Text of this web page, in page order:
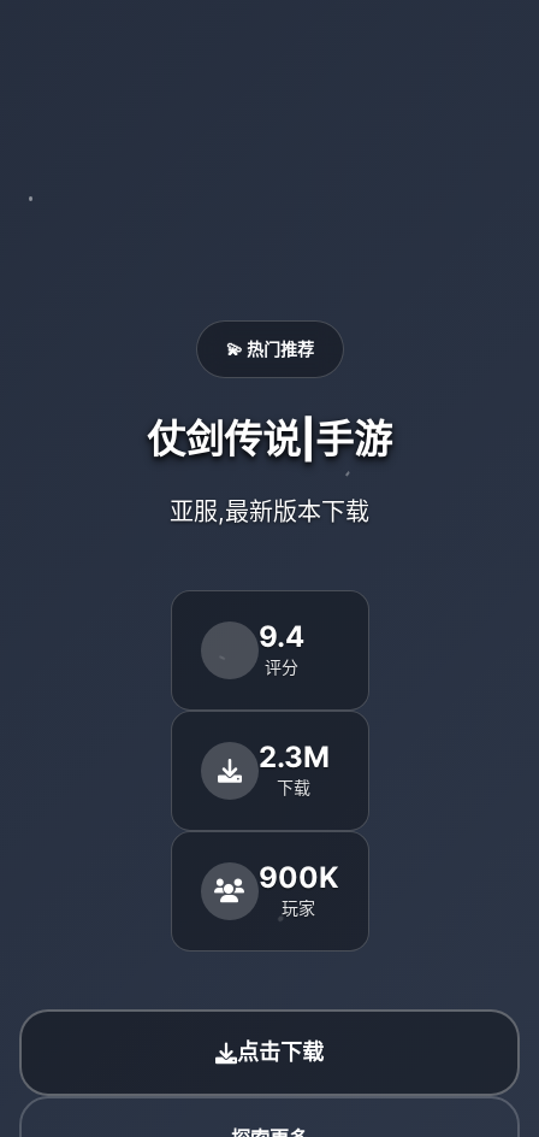
💫 热门推荐
仗剑传说|手游
亚服,最新版本下载
9.4
评分
2.3M
下载
900K
玩家
点击下载